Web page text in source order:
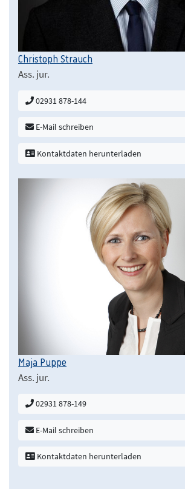
Christoph Strauch
Ass. jur.
02931 878-144
E-Mail schreiben
Kontaktdaten herunterladen
Maja Puppe
Ass. jur.
02931 878-149
E-Mail schreiben
Kontaktdaten herunterladen